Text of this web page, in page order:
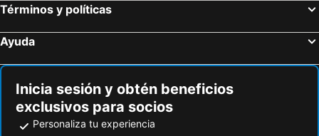
Términos y políticas
Ayuda
Inicia sesión y obtén beneficios
exclusivos para socios
Personaliza tu experiencia